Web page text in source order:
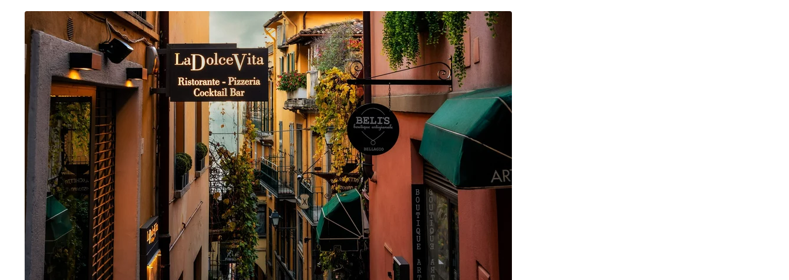
9
Morawiecki: Dość pipi-prawicy i loży internetowych trolli. Mówi o przyszłości i tożsamości
"Nie miał prawa wygrać". Prezydencki minister o Nawrockim
dodaj